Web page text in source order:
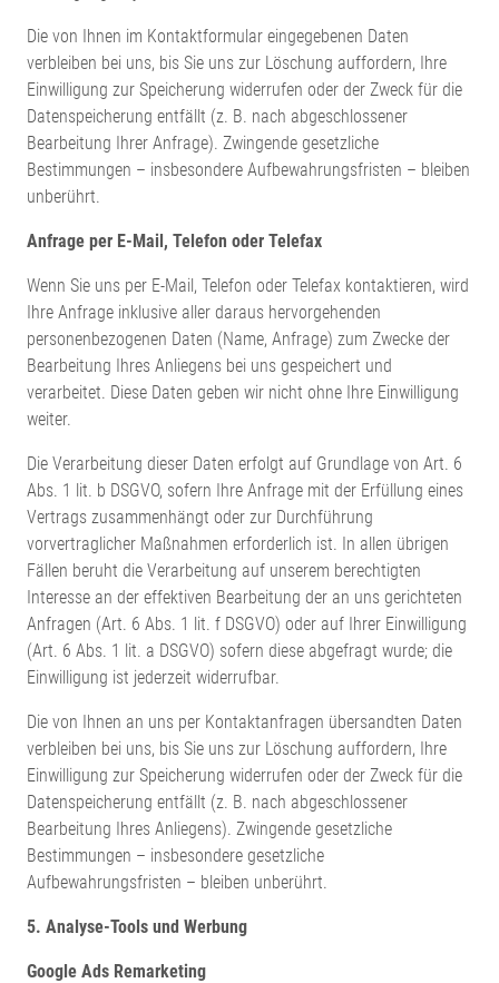
Die von Ihnen im Kontaktformular eingegebenen Daten
verbleiben bei uns, bis Sie uns zur Löschung auffordern, Ihre
Einwilligung zur Speicherung widerrufen oder der Zweck für die
Datenspeicherung entfällt (z. B. nach abgeschlossener
Bearbeitung Ihrer Anfrage). Zwingende gesetzliche
Bestimmungen – insbesondere Aufbewahrungsfristen – bleiben
unberührt.
Anfrage per E-Mail, Telefon oder Telefax
Wenn Sie uns per E-Mail, Telefon oder Telefax kontaktieren, wird
Ihre Anfrage inklusive aller daraus hervorgehenden
personenbezogenen Daten (Name, Anfrage) zum Zwecke der
Bearbeitung Ihres Anliegens bei uns gespeichert und
verarbeitet. Diese Daten geben wir nicht ohne Ihre Einwilligung
weiter.
Die Verarbeitung dieser Daten erfolgt auf Grundlage von Art. 6
Abs. 1 lit. b DSGVO, sofern Ihre Anfrage mit der Erfüllung eines
Vertrags zusammenhängt oder zur Durchführung
vorvertraglicher Maßnahmen erforderlich ist. In allen übrigen
Fällen beruht die Verarbeitung auf unserem berechtigten
Interesse an der effektiven Bearbeitung der an uns gerichteten
Anfragen (Art. 6 Abs. 1 lit. f DSGVO) oder auf Ihrer Einwilligung
(Art. 6 Abs. 1 lit. a DSGVO) sofern diese abgefragt wurde; die
Einwilligung ist jederzeit widerrufbar.
Die von Ihnen an uns per Kontaktanfragen übersandten Daten
verbleiben bei uns, bis Sie uns zur Löschung auffordern, Ihre
Einwilligung zur Speicherung widerrufen oder der Zweck für die
Datenspeicherung entfällt (z. B. nach abgeschlossener
Bearbeitung Ihres Anliegens). Zwingende gesetzliche
Bestimmungen – insbesondere gesetzliche
Aufbewahrungsfristen – bleiben unberührt.
5. Analyse-Tools und Werbung
Google Ads Remarketing